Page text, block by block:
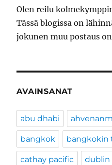
Olen reilu
Tässä blogissa on
jokunen muu postaus
AVAINSANAT
abu dhabi
bangkok bangkokin
cathay pacific dublin